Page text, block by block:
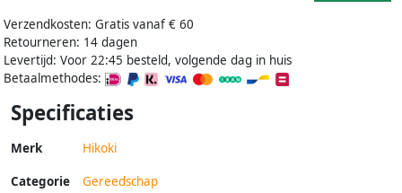
Verzendkosten: Gratis vanaf € 60
Retourneren: 14 dagen
Levertijd: Voor 22:45 besteld, volgende dag in huis
Betaalmethodes:
Specificaties
Merk Hikoki
Categorie Gereedschap